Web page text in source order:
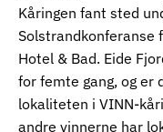
Kåringen fant sted
Solstrandkonferanse
Hotel & Bad. Eide
for femte gang, og er
lokaliteten i VINN-
andre vinnerne har